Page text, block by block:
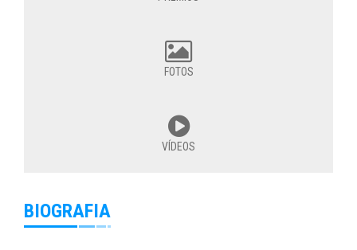
FOTOS
VÍDEOS
BIOGRAFIA